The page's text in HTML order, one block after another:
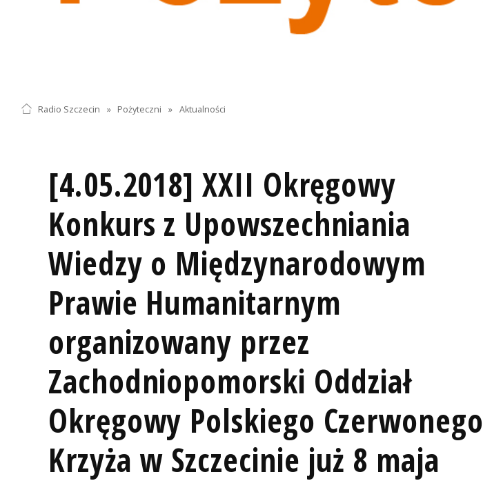
Radio Szczecin » Pożyteczni » Aktualności
[4.05.2018] XXII Okręgowy
Konkurs z Upowszechniania
Wiedzy o Międzynarodowym
Prawie Humanitarnym
organizowany przez
Zachodniopomorski Oddział
Okręgowy Polskiego Czerwonego
Krzyża w Szczecinie już 8 maja